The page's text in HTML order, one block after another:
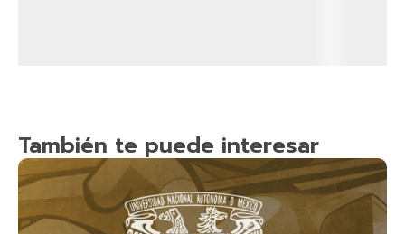
También te puede interesar